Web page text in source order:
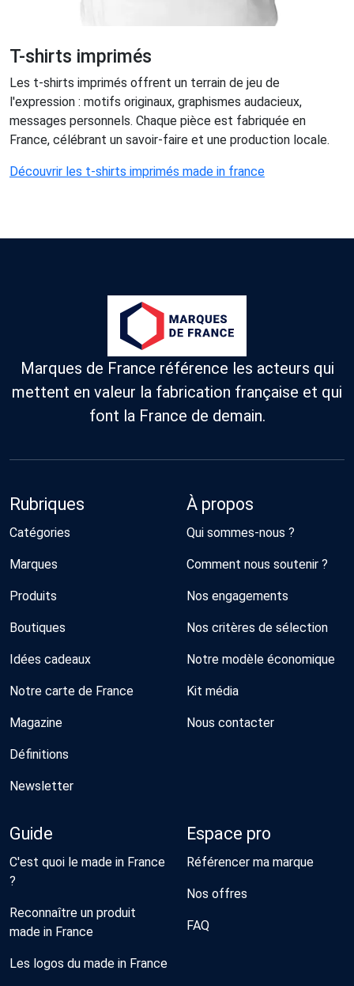
T-shirts imprimés
Les t-shirts imprimés offrent un terrain de jeu de
l'expression : motifs originaux, graphismes audacieux,
messages personnels. Chaque pièce est fabriquée en
France, célébrant un savoir-faire et une production locale.
Découvrir les t-shirts imprimés made in france
Marques de France référence les acteurs qui
mettent en valeur la fabrication française et qui
font la France de demain.
Rubriques
Catégories
Marques
Produits
Boutiques
Idées cadeaux
Notre carte de France
Magazine
Définitions
Newsletter
À propos
Qui sommes-nous ?
Comment nous soutenir ?
Nos engagements
Nos critères de sélection
Notre modèle économique
Kit média
Nous contacter
Guide
C'est quoi le made in France
?
Reconnaître un produit
made in France
Les logos du made in France
Espace pro
Référencer ma marque
Nos offres
FAQ